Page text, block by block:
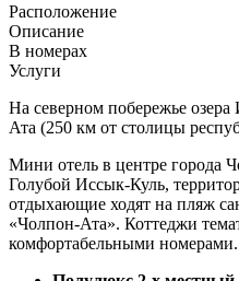
Расположение
Описание
В номерах
Услуги
На северном побережье
Ата (250 км от столицы
Мини отель в центре города
Голубой Иссык-Куль,
отдыхающие ходят на пляж
«Чолпон-Ата». Коттеджи
комфортабельными номерами.